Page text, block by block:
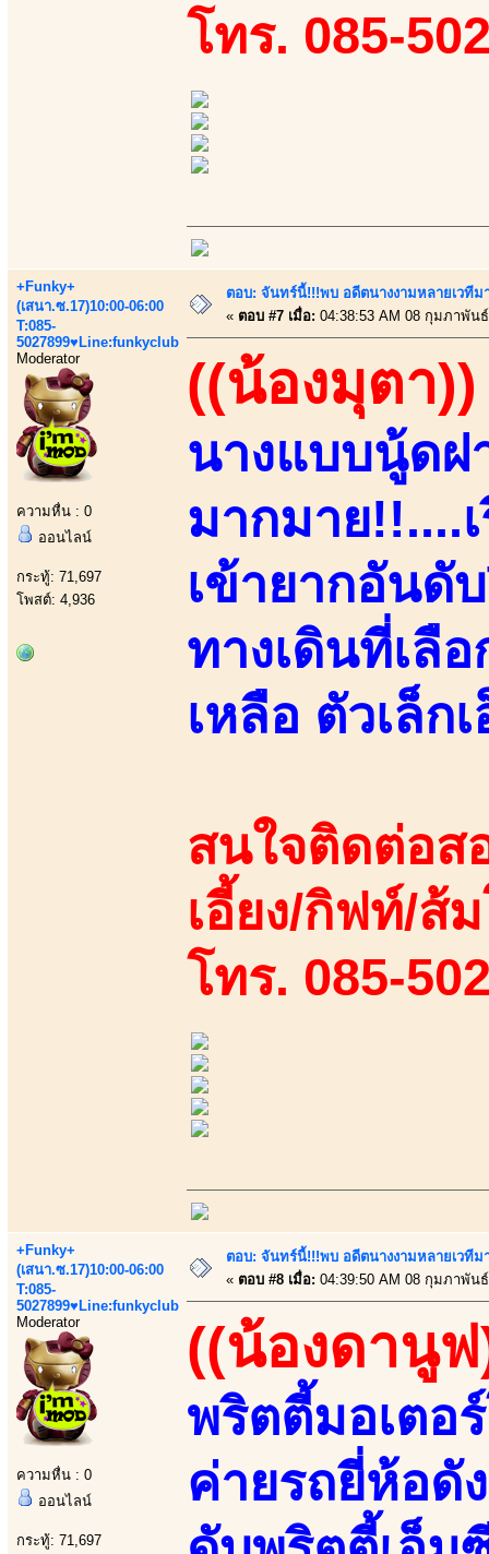
โทร. 085-
+Funky+
(เสนา.ซ.17)10:00-06:00
T:085-
5027899♥Line:funkyclub
Moderator
ความหื่น : 0
ออนไลน์
กระทู้: 71,697
โพสต์: 4,936
ตอบ: จันทร์นี้!!!พบ อดีตนางงามหลายเวที
« ตอบ #7 เมื่อ: 04:38:53 AM 08 กุมภาพัน
((น้องมุตา))
นางแบบนู้ดฝ
มากมาย!!....
เข้ายากอันดั
ทางเดินที่เลื
เหลือ ตัวเล็ก
สนใจติดต่อส
เอี้ยง/กิฟท์/ส้
โทร. 085-
+Funky+
(เสนา.ซ.17)10:00-06:00
T:085-
5027899♥Line:funkyclub
Moderator
ความหื่น : 0
ออนไลน์
กระทู้: 71,697
ตอบ: จันทร์นี้!!!พบ อดีตนางงามหลายเวที
« ตอบ #8 เมื่อ: 04:39:50 AM 08 กุมภาพัน
((น้องดานู
พริตตี้มอเตอ
ค่ายรถยี่ห้อดั